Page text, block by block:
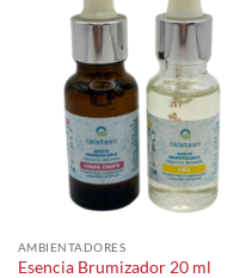
AMBIENTADORES
Esencia Brumizador 20 ml